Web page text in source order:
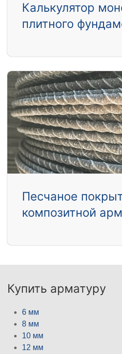
Калькулятор
плитного
Песчаное
композитной
Купить арматуру
6 мм
8 мм
10 мм
12 мм